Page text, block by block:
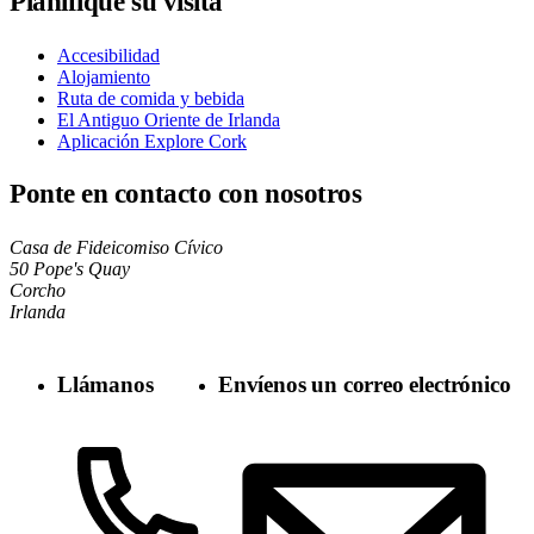
Accesibilidad
Alojamiento
Ruta de comida y bebida
El Antiguo Oriente de Irlanda
Aplicación Explore Cork
Ponte en contacto con nosotros
Casa de Fideicomiso Cívico
50 Pope's Quay
Corcho
Irlanda
Llámanos Envíenos un correo electrónico